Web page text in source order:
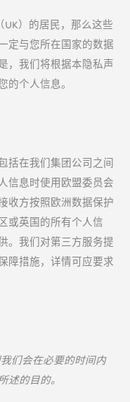
UK）的居民，那么这些
定与您所在国家的数据
，我们将根据本隐私声
个人信息。
括在我们集团公司之间
信息时使用欧盟委员会
收方按照欧洲数据保护
或英国的所有个人信
。我们对第三方服务提
障措施，详情可应要求
们会在必要的时间内
述的目的。